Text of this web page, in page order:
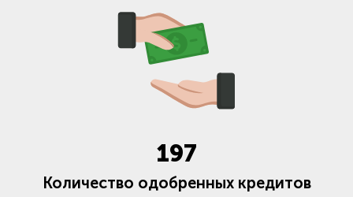
197
Количество одобренных кредитов